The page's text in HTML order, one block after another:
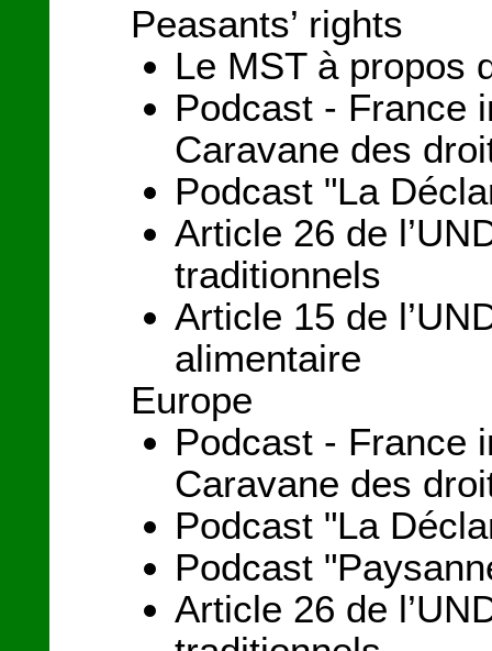
Peasants’ rights
Le MST à propos
Podcast - France
Caravane des
Podcast "La
Article 26 de
traditionnels
Article 15 de
alimentaire
Europe
Podcast - France
Caravane des
Podcast "La
Podcast
Article 26 de